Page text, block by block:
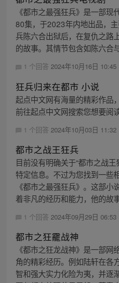
《都市之最强狂兵》是一部
80集，于2023年内地出品，
兵陈六合出狱后，在复仇之路
的故事。其情节包含如陈六合
1 个回答 2024年10月16日 10:45
狂兵归来在都市 小说
起点中文网有海量的精彩作品
前往起点中文网搜索您想要阅
1 个回答 2024年10月03日 11:32
都市之战王狂兵
目前没有明确关于“都市之战
特定信息。不过为您找到一些
《都市之最强狂兵》。这部
着非凡的经历和能力，他的故
1 个回答 2024年09月29日 06:53
都市之狂靇战神
《都市之狂龙战神》是一部
角的精彩经历。例如陆轩在各
智和强大实力化险为夷，并逐